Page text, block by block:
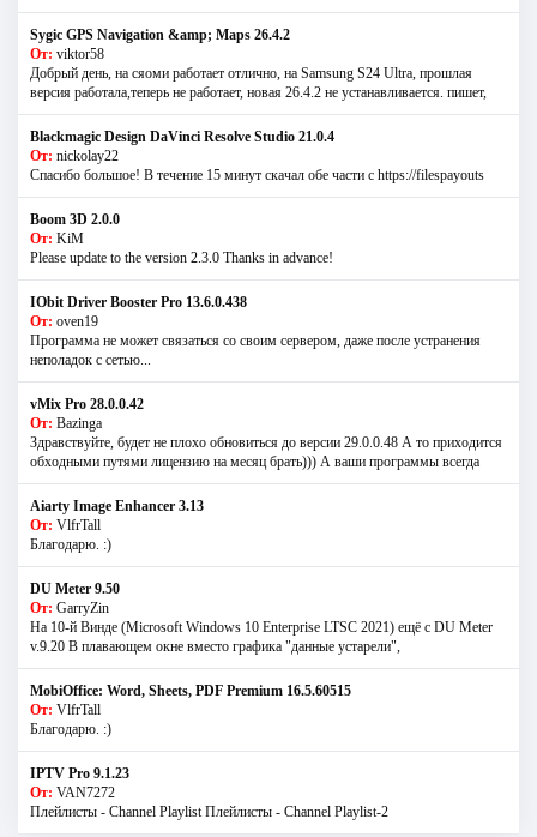
Sygic GPS Navigation &amp; Maps 26.4.2
От: viktor58
Добрый день, на сяоми работает отлично, на Samsung S24 Ultra, прошлая
версия работала,теперь не работает, новая 26.4.2 не устанавливается. пишет,
Blackmagic Design DaVinci Resolve Studio 21.0.4
От: nickolay22
Спасибо большое! В течение 15 минут скачал обе части с https://filespayouts
Boom 3D 2.0.0
От: KiM
Please update to the version 2.3.0 Thanks in advance!
IObit Driver Booster Pro 13.6.0.438
От: oven19
Программа не может связаться со своим сервером, даже после устранения
неполадок с сетью...
vMix Pro 28.0.0.42
От: Bazinga
Здравствуйте, будет не плохо обновиться до версии 29.0.0.48 А то приходится
обходными путями лицензию на месяц брать))) А ваши программы всегда
Aiarty Image Enhancer 3.13
От: VlfrTall
Благодарю. :)
DU Meter 9.50
От: GarryZin
На 10-й Винде (Microsoft Windows 10 Enterprise LTSC 2021) ещё с DU Meter
v.9.20 В плавающем окне вместо графика "данные устарели",
MobiOffice: Word, Sheets, PDF Premium 16.5.60515
От: VlfrTall
Благодарю. :)
IPTV Pro 9.1.23
От: VAN7272
Плейлисты - Channel Playlist Плейлисты - Channel Playlist-2